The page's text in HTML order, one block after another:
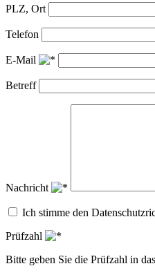
PLZ, Ort
Telefon
E-Mail
Betreff
Nachricht
Ich stimme den
Prüfzahl
Bitte geben Sie die Prüfzahl in